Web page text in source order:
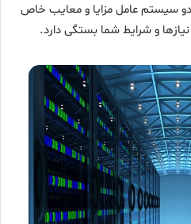
سیستم عامل مزایا و معایب خاص
و شرایط شما بستگی دارد.